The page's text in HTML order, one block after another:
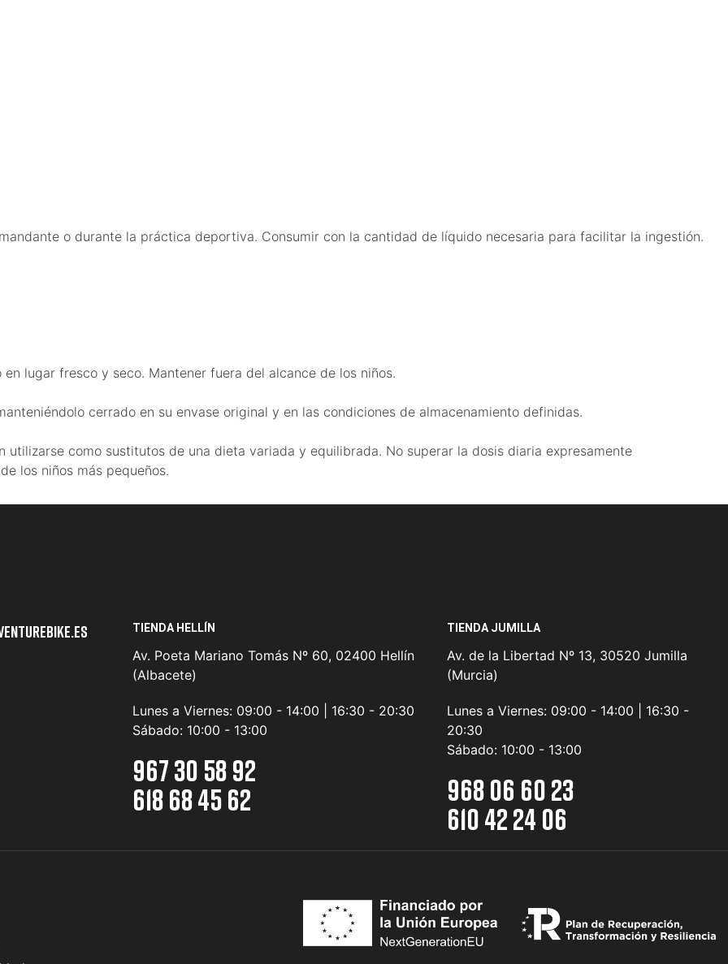
o durante la práctica deportiva. Consumir con la cantidad de líquido necesaria para facilitar la ingestión.
en lugar fresco y seco. Mantener fuera del alcance de los niños.
cerrado en su envase original y en las condiciones de almacenamiento definidas.
utilizarse como sustitutos de una dieta variada y equilibrada. No superar la dosis diaria expresamente
los niños más pequeños.
TIENDA HELLÍN
Av. Poeta Mariano Tomás Nº 60, 02400 Hellín
(Albacete)
Lunes a Viernes: 09:00 - 14:00 | 16:30 - 20:30
Sábado: 10:00 - 13:00
967 30 58 92
618 68 45 62
TIENDA JUMILLA
Av. de la Libertad Nº 13, 30520 Jumilla
(Murcia)
Lunes a Viernes: 09:00 - 14:00 | 16:30 -
20:30
Sábado: 10:00 - 13:00
968 06 60 23
610 42 24 06